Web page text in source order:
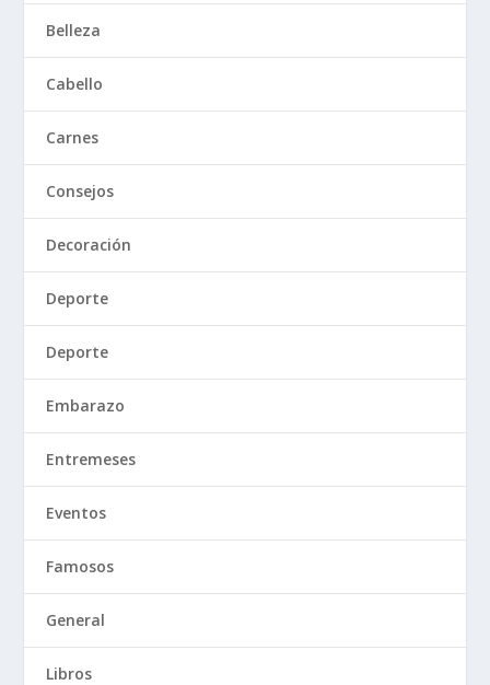
Belleza
Cabello
Carnes
Consejos
Decoración
Deporte
Deporte
Embarazo
Entremeses
Eventos
Famosos
General
Libros